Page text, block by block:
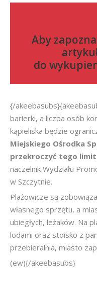
Aby
do
{/
barierki, a liczba osób
kąpieliska będzie
Miejskiego Ośrodka
przekroczyć tego
naczelnik Wydziału
w Szczytnie.
Plażowicze są
własnego sprzętu, a
ubiegłych, leżaków. Na
lodami oraz stoisko z
przebieralnia, miasto
(ew){/akeebasubs}